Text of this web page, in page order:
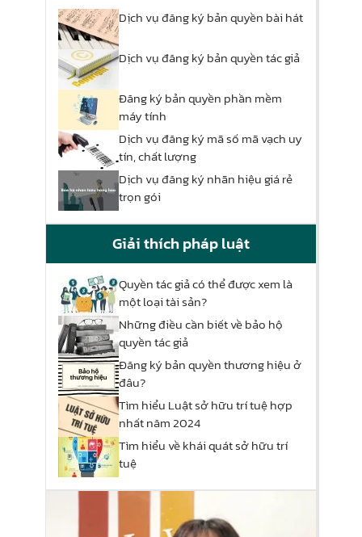
Dịch vụ đăng ký bản quyền bài hát
Dịch vụ đăng ký bản quyền tác giả
Đăng ký bản quyền phần mềm
máy tính
Dịch vụ đăng ký mã số mã vạch uy
tín, chất lượng
Dịch vụ đăng ký nhãn hiệu giá rẻ
trọn gói
Giải thích pháp luật
Quyền tác giả có thể được xem là
một loại tài sản?
Những điều cần biết về bảo hộ
quyền tác giả
Đăng ký bản quyền thương hiệu ở
đâu?
Tìm hiểu Luật sở hữu trí tuệ hợp
nhất năm 2024
Tìm hiểu về khái quát sở hữu trí
tuệ